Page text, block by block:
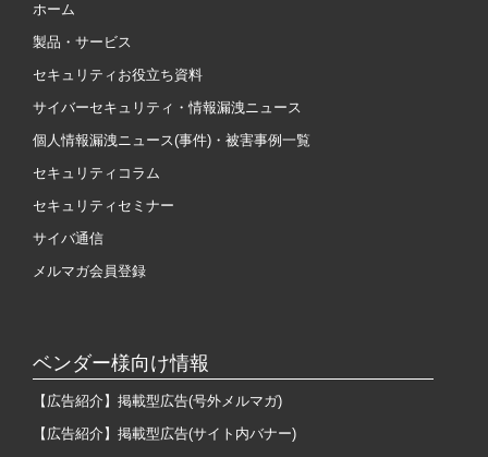
ホーム
製品・サービス
セキュリティお役立ち資料
サイバーセキュリティ・情報漏洩ニュース
個人情報漏洩ニュース(事件)・被害事例一覧
セキュリティコラム
セキュリティセミナー
サイバ通信
メルマガ会員登録
ベンダー様向け情報
【広告紹介】掲載型広告(号外メルマガ)
【広告紹介】掲載型広告(サイト内バナー)